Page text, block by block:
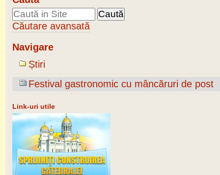
Căutare avansată
Navigare
Știri
Festival gastronomic cu mâncăruri de post
Link-uri utile